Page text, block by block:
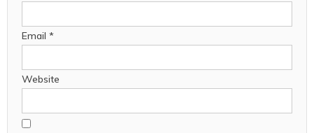
Email *
Website